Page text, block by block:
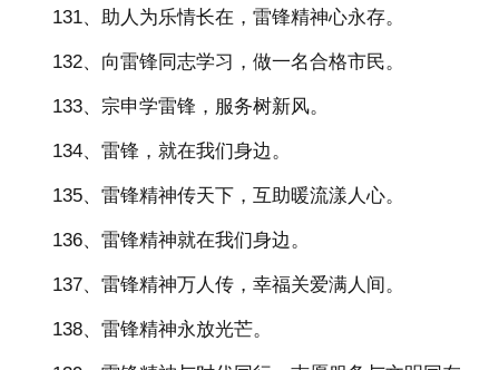
131、助人为乐情长在，雷锋精神心永存。
132、向雷锋同志学习，做一名合格市民。
133、宗申学雷锋，服务树新风。
134、雷锋，就在我们身边。
135、雷锋精神传天下，互助暖流漾人心。
136、雷锋精神就在我们身边。
137、雷锋精神万人传，幸福关爱满人间。
138、雷锋精神永放光芒。